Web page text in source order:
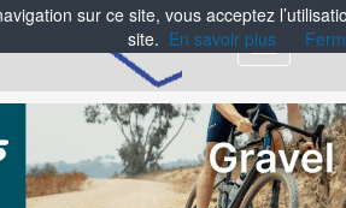
Menu
sur ce site, vous acceptez
site. En savoir plus